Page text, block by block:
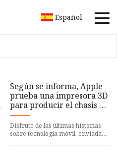
Español
Según se informa, Apple
prueba una impresora 3D
para producir el chasis de
los modelos de Apple
Watch de acero
Disfrute de las últimas historias
sobre tecnología móvil, enviadas